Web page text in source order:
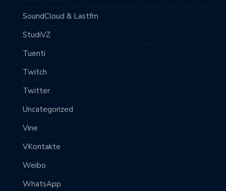
SoundCloud & Lastfm
StudiVZ
Tuenti
Twitch
Twitter
Uncategorized
Vine
VKontakte
Weibo
WhatsApp